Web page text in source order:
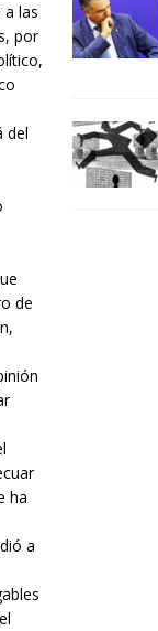
las
por
del
de
ha
a